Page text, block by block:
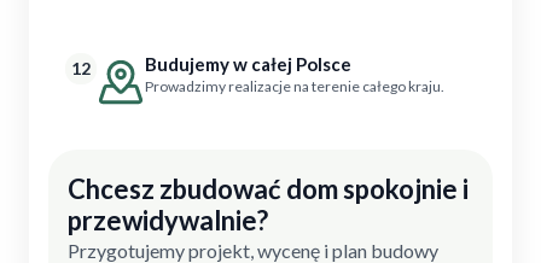
12 Budujemy w całej Polsce
Prowadzimy realizacje na terenie całego kraju.
Chcesz zbudować dom spokojnie i
przewidywalnie?
Przygotujemy projekt, wycenę i plan budowy